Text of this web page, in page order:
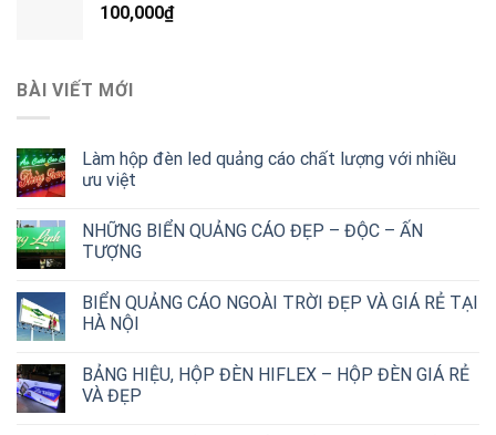
100,000₫
BÀI VIẾT MỚI
Làm hộp đèn led quảng cáo chất lượng với nhiều
ưu việt
NHỮNG BIỂN QUẢNG CÁO ĐẸP – ĐỘC – ẤN
TƯỢNG
BIỂN QUẢNG CÁO NGOÀI TRỜI ĐẸP VÀ GIÁ RẺ TẠI
HÀ NỘI
BẢNG HIỆU, HỘP ĐÈN HIFLEX – HỘP ĐÈN GIÁ RẺ
VÀ ĐẸP